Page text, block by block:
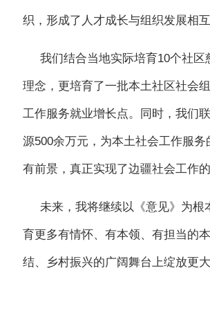
织，形成了人才成长与组织发展相
我们结合当地实际培育10个社
理念，更培育了一批本土社区社会
工作服务就业增长点。同时，我们
源500余万元，为本土社会工作服
有前景，真正实现了边疆社会工作
未来，我将继续以《意见》为
育更多有情怀、有本领、有担当的
结、乡村振兴的广阔舞台上绽放更